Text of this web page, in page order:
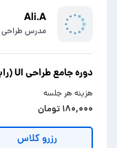
Ali.A
مدرس طراحی UI
دوره جامع طراحی UI (رابط کاربری)
هزینه هر جلسه
۱۸۰,۰۰۰ تومان
رزرو کلاس